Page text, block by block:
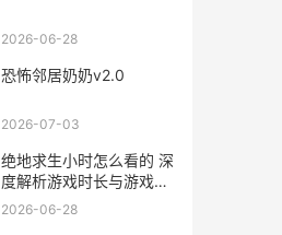
2026-06-28
恐怖邻居奶奶v2.0
2026-07-03
绝地求生小时怎么看的 深
度解析游戏时长与游戏体
验的关系
2026-06-28